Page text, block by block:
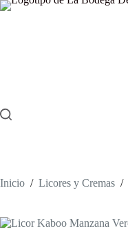
Saltar
Inicio / Licores y Cremas /